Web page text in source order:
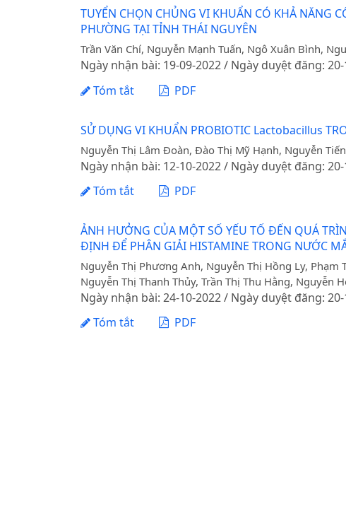
TUYỂN CHỌN CHỦNG VI KHUẨN CÓ KHẢ NĂNG
PHƯỜNG TẠI TỈNH THÁI NGUYÊN
Trần Văn Chí, Nguyễn Mạnh Tuấn, Ngô Xuân Bình,
Ngày nhận bài: 19-09-2022 / Ngày duyệt đăng:
Tóm tắt
PDF
SỬ DỤNG VI KHUẨN PROBIOTIC Lactobacillus
Nguyễn Thị Lâm Đoàn, Đào Thị Mỹ Hạnh, Nguyễn
Ngày nhận bài: 12-10-2022 / Ngày duyệt đăng:
Tóm tắt
PDF
ẢNH HƯỞNG CỦA MỘT SỐ YẾU TỐ ĐẾN QUÁ
ĐỊNH ĐỂ PHÂN GIẢI HISTAMINE TRONG NƯỚC
Nguyễn Thị Phương Anh, Nguyễn Thị Hồng Ly,
Nguyễn Thị Thanh Thủy, Trần Thị Thu Hằng, Nguyễn
Ngày nhận bài: 24-10-2022 / Ngày duyệt đăng:
Tóm tắt
PDF